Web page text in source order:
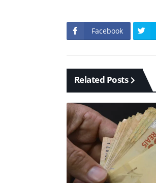
Facebook
Related Posts